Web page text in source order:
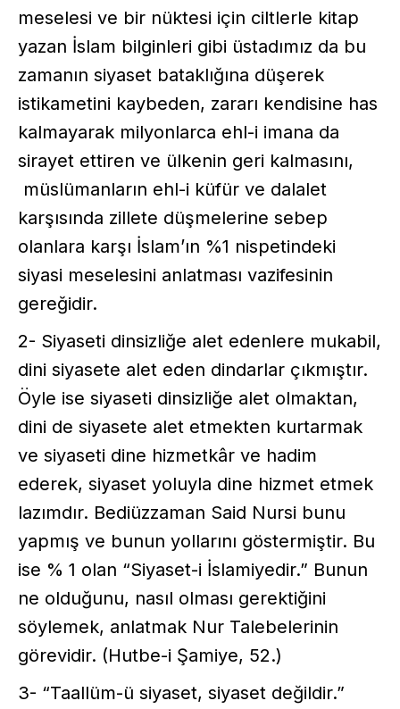
meselesi ve bir nüktesi için ciltlerle kitap
yazan İslam bilginleri gibi üstadımız da bu
zamanın siyaset bataklığına düşerek
istikametini kaybeden, zararı kendisine has
kalmayarak milyonlarca ehl-i imana da
sirayet ettiren ve ülkenin geri kalmasını,
müslümanların ehl-i küfür ve dalalet
karşısında zillete düşmelerine sebep
olanlara karşı İslam’ın %1 nispetindeki
siyasi meselesini anlatması vazifesinin
gereğidir.
2- Siyaseti dinsizliğe alet edenlere mukabil,
dini siyasete alet eden dindarlar çıkmıştır.
Öyle ise siyaseti dinsizliğe alet olmaktan,
dini de siyasete alet etmekten kurtarmak
ve siyaseti dine hizmetkâr ve hadim
ederek, siyaset yoluyla dine hizmet etmek
lazımdır. Bediüzzaman Said Nursi bunu
yapmış ve bunun yollarını göstermiştir. Bu
ise % 1 olan “Siyaset-i İslamiyedir.” Bunun
ne olduğunu, nasıl olması gerektiğini
söylemek, anlatmak Nur Talebelerinin
görevidir. (Hutbe-i Şamiye, 52.)
3- “Taallüm-ü siyaset, siyaset değildir.”